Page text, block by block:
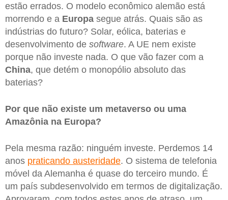
estão errados. O modelo econômico alemão está
morrendo e a Europa segue atrás. Quais são as
indústrias do futuro? Solar, eólica, baterias e
desenvolvimento de software. A UE nem existe
porque não investe nada. O que vão fazer com a
China, que detém o monopólio absoluto das
baterias?
Por que não existe um metaverso ou uma
Amazônia na Europa?
Pela mesma razão: ninguém investe. Perdemos 14
anos praticando austeridade. O sistema de telefonia
móvel da Alemanha é quase do terceiro mundo. É
um país subdesenvolvido em termos de digitalização.